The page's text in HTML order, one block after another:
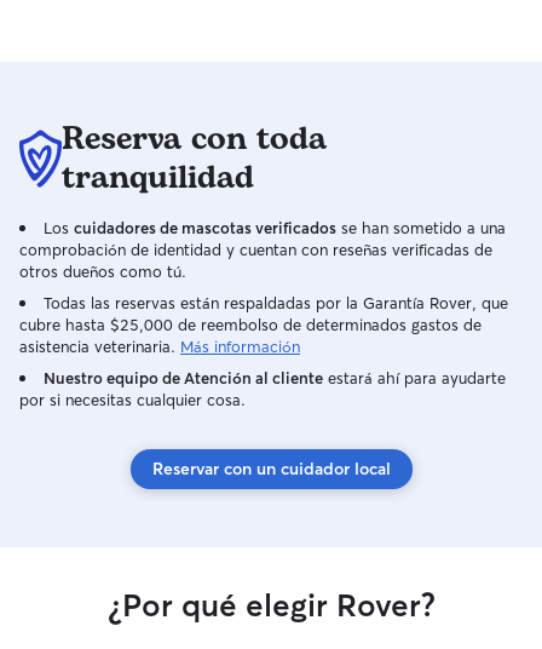
Reserva con toda
tranquilidad
Los cuidadores de mascotas verificados se han sometido a una
comprobación de identidad y cuentan con reseñas verificadas de
otros dueños como tú.
Todas las reservas están respaldadas por la Garantía Rover, que
cubre hasta $25,000 de reembolso de determinados gastos de
asistencia veterinaria. Más información
Nuestro equipo de Atención al cliente estará ahí para ayudarte
por si necesitas cualquier cosa.
Reservar con un cuidador local
¿Por qué elegir Rover?